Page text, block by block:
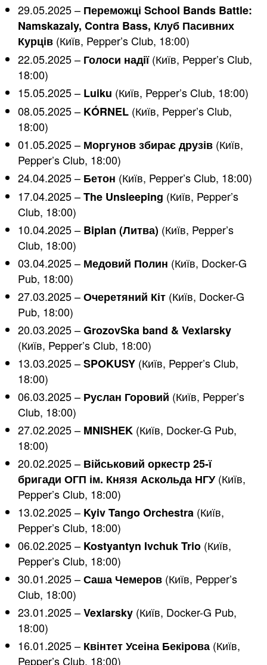
29.05.2025 – Переможці School Bands Battle:
Namskazaly, Contra Bass, Клуб Пасивних
Курців (Київ, Pepper’s Club, 18:00)
22.05.2025 – Голоси надії(Київ, Pepper’s Club,
18:00)
15.05.2025 – Luiku (Київ, Pepper’s Club, 18:00)
08.05.2025 – KÓRNEL (Київ, Pepper’s Club,
18:00)
01.05.2025 – Моргунов збирає друзів (Київ,
Pepper’s Club, 18:00)
24.04.2025 – Бетон (Київ, Pepper’s Club, 18:00)
17.04.2025 –The Unsleeping (Київ, Pepper’s
Club, 18:00)
10.04.2025 – Biplan (Литва) (Київ, Pepper’s
Club, 18:00)
03.04.2025 – Медовий Полин (Київ, Docker-G
Pub, 18:00)
27.03.2025 –Очеретяний Кіт (Київ, Docker-G
Pub, 18:00)
20.03.2025 –GrozovSka band & Vexlarsky
(Київ, Pepper’s Club, 18:00)
13.03.2025 –SPOKUSY (Київ, Pepper’s Club,
18:00)
06.03.2025 – Руслан Горовий (Київ, Pepper’s
Club, 18:00)
27.02.2025 – MNISHEK (Київ, Docker-G Pub,
18:00)
20.02.2025 – Військовий оркестр 25-ї
бригади ОГП ім. Князя Аскольда НГУ(Київ,
Pepper’s Club, 18:00)
13.02.2025 – Kyiv Tango Orchestra (Київ,
Pepper’s Club, 18:00)
06.02.2025 – Kostyantyn Ivchuk Trio (Київ,
Pepper’s Club, 18:00)
30.01.2025 –Саша Чемеров (Київ, Pepper’s
Club, 18:00)
23.01.2025 –Vexlarsky (Київ, Docker-G Pub,
18:00)
16.01.2025 – Квінтет Усеіна Бекірова (Київ,
Pepper’s Club, 18:00)